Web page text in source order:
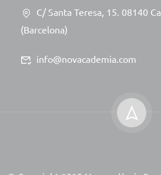
C/ Santa Teresa, 15. 08140
(Barcelona)
info@novacademia.com